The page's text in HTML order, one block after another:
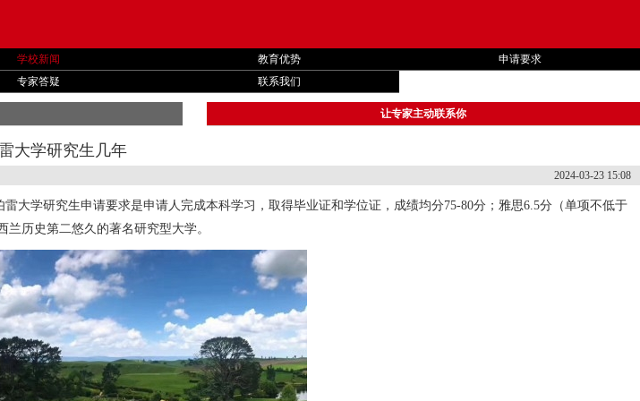
学校新闻 教育优势
申请要求
专家答疑 联系我们
让专家主动联系你
大学研究生几年
2024-03-23 15:08
大学研究生申请要求是申请人完成本科学习，取得毕业证和学位证，成绩均分75-80分；雅思6.5分（单项不低于
历史第二悠久的著名研究型大学。